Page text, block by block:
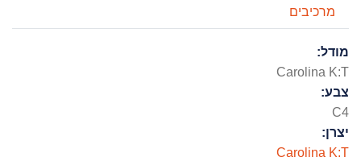
מרכיבים
מודל:
Carolina K:T
צבע:
C4
יצרן:
Carolina K:T